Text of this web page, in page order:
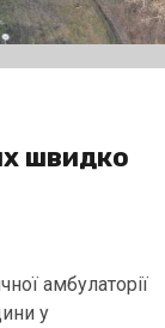
швидко
амбулаторії
у